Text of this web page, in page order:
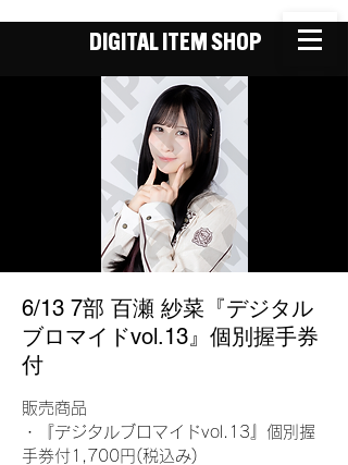
DIGITAL ITEM SHOP
6/13 7部 百瀬 紗菜『デジタル
ブロマイドvol.13』個別握手券
付
販売商品
・『デジタルブロマイドvol.13』個別握
手券付1,700円(税込み)